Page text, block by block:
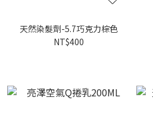
天然染髮劑-5.7巧克力棕色
NT$400